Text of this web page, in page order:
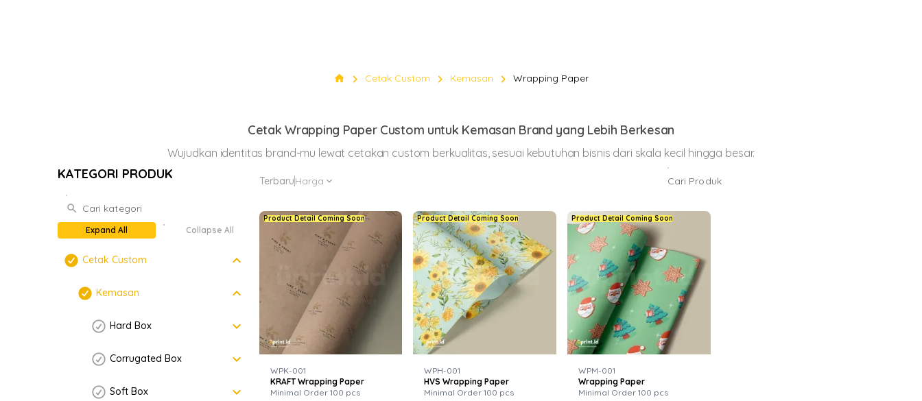
home chevron_right Cetak Custom chevron_right Kemasan chevron_right Wrapping Paper
Custom
Wrapping
Paper
Cetak Wrapping Paper Custom untuk Kemasan Brand yang Lebih Berkesan
Wujudkan identitas brand-mu lewat cetakan custom berkualitas, sesuai kebutuhan bisnis dari skala kecil hingga besar.
KATEGORI PRODUK
search
Expand All Collapse All
Cetak Custom keyboard_arrow_down
Kemasan keyboard_arrow_down
Hard Box keyboard_arrow_down
Corrugated Box keyboard_arrow_down
Soft Box keyboard_arrow_down
TerbaruHarga expand_more
Product Detail Coming Soon
WPK-001
KRAFT Wrapping Paper
Minimal Order 100 pcs
Product Detail Coming Soon
WPH-001
HVS Wrapping Paper
Minimal Order 100 pcs
Product Detail Coming Soon
WPM-001
Wrapping Paper
Minimal Order 100 pcs